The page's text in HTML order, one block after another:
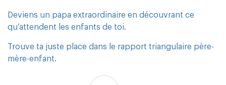
Deviens un papa extraordinaire en découvrant ce
qu’attendent les enfants de toi.
Trouve ta juste place dans le rapport triangulaire père-
mère-enfant.